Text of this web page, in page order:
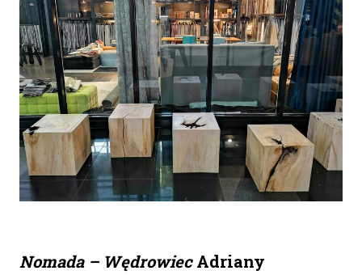
Nomada – WędrowiecAdriany